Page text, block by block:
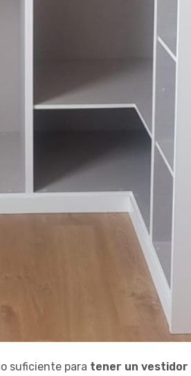
suficiente para tener un vestidor